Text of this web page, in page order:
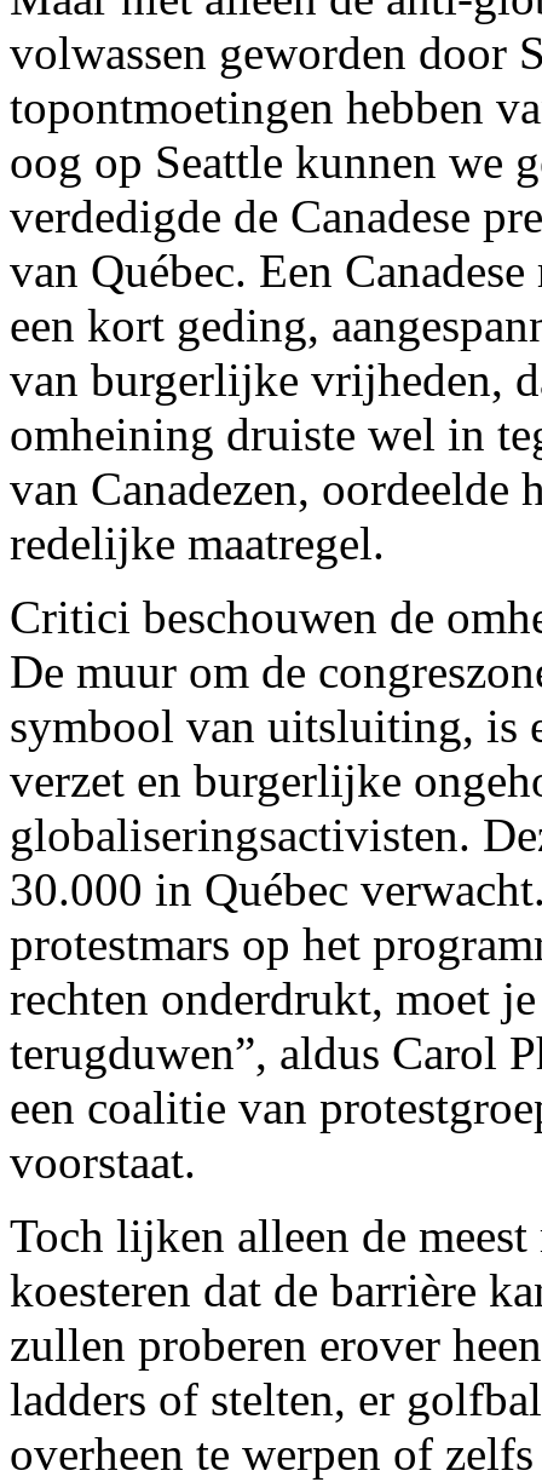
volwassen geworden door
topontmoetingen hebben
oog op Seattle kunnen we
verdedigde de Canadese
van Québec. Een
een kort geding,
van burgerlijke vrijheden,
omheining druiste wel in
van Canadezen, oordeelde
redelijke maatregel.
Critici beschouwen de
De muur om de
symbool van uitsluiting, is
verzet en burgerlijke
globaliseringsactivisten.
30.000 in Québec
protestmars op het
rechten onderdrukt, moet
terugduwen”, aldus Carol
een coalitie van
voorstaat.
Toch lijken alleen de
koesteren dat de barrière
zullen proberen erover
ladders of stelten, er
overheen te werpen of zelfs